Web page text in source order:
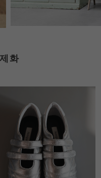
화